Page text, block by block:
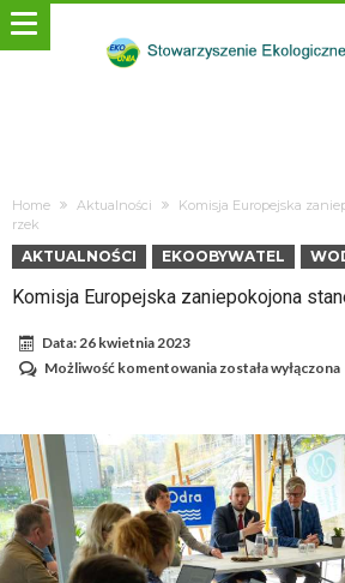
Home Aktualności
Komisja Europejska
rzek
AKTUALNOŚCI EKOOBYWATEL
Komisja Europejska zaniepokojona
Data:26 kwietnia 2023
Możliwość komentowania Komisja
polskich
rzek
została wyłączona